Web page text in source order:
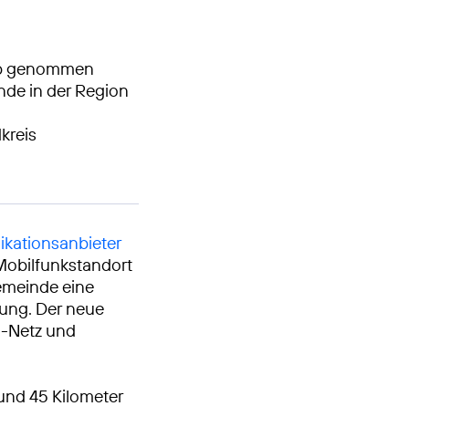
genommen
in der Region
eine
Der neue
Netz und
45 Kilometer